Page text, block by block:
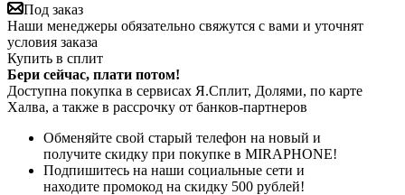
Под заказ
Наши менеджеры обязательно свяжутся с вами и уточнят
условия заказа
Купить в сплит
Бери сейчас, плати потом!
Доступна покупка в сервисах Я.Сплит, Долями, по карте
Халва, а также в рассрочку от банков-партнеров
Обменяйте свой старый телефон на новый и
получите скидку при покупке в MIRAPHONE!
Подпишитесь на наши социальные сети и
находите промокод на скидку 500 рублей!